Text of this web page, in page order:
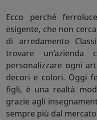
Ecco perché
esigente, che non
di arredamento
trovare
personalizzare ogni
decori e colori. Oggi
figli, è una realtà
grazie agli
sempre più dal